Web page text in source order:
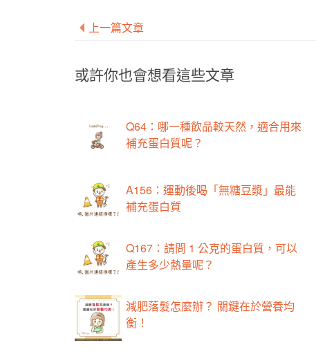
上一篇文章
或許你也會想看這些文章
Q64：哪一種飲品較天然，適合用來
補充蛋白質呢？
A156：運動後喝「無糖豆漿」最能
補充蛋白質
Q167：請問 1 公克的蛋白質，可以
產生多少熱量呢？
減肥落髮怎麼辦？ 關鍵在於營養均
衡！